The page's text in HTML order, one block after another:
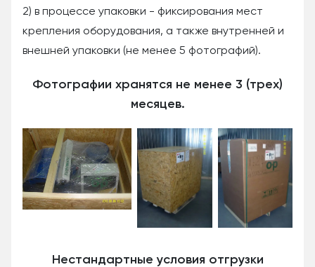
2) в процессе упаковки - фиксирования мест
крепления оборудования, а также внутренней и
внешней упаковки (не менее 5 фотографий).
Фотографии хранятся не менее 3 (трех)
месяцев.
Нестандартные условия отгрузки